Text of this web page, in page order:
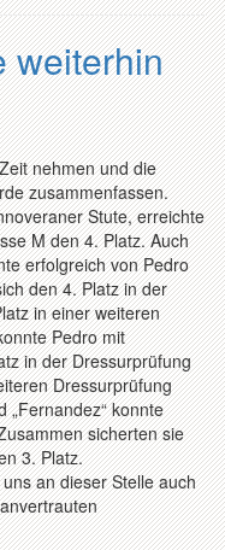
weiterhin
nehmen und die
zusammenfassen.
Stute, erreichte
M den 4. Platz. Auch
erfolgreich von Pedro
den 4. Platz in der
in einer weiteren
Pedro mit
in der Dressurprüfung
Dressurprüfung
„Fernandez“ konnte
sicherten sie
3. Platz.
an dieser Stelle auch